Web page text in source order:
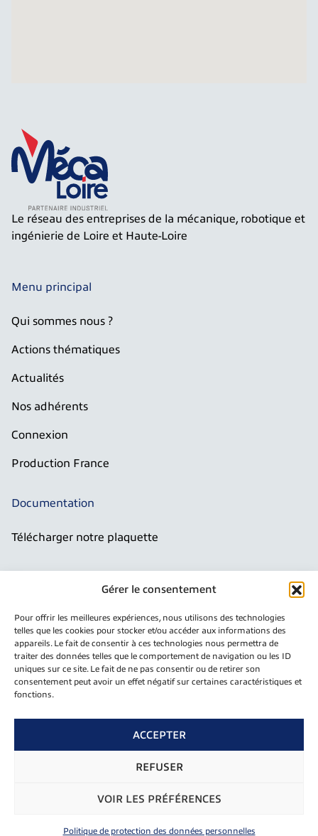
Gérer le consentement
Pour offrir les meilleures expériences, nous utilisons des technologies
telles que les cookies pour stocker et/ou accéder aux informations des
appareils. Le fait de consentir à ces technologies nous permettra de
traiter des données telles que le comportement de navigation ou les ID
uniques sur ce site. Le fait de ne pas consentir ou de retirer son
consentement peut avoir un effet négatif sur certaines caractéristiques et
fonctions.
ACCEPTER
REFUSER
VOIR LES PRÉFÉRENCES
Politique de protection des données personnelles
Le réseau des entreprises de la mécanique, robotique et
ingénierie de Loire et Haute-Loire
Menu principal
Qui sommes nous ?
Actions thématiques
Actualités
Nos adhérents
Connexion
Production France
Documentation
Télécharger notre plaquette
Inscrivez-vous pour recevoir notre newsletter
E
-
m
a
i
Envoyer
2026 - Tous droits réservés